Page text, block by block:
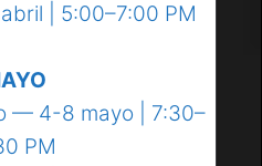
| 5:00–7:00 PM
— 4-8 mayo | 7:30–
PM